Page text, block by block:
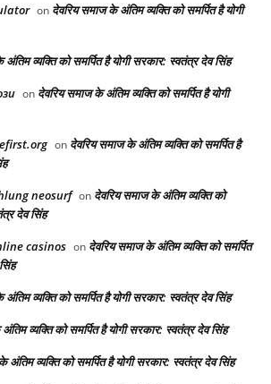
on देवरिय समाज के अंतिम व्यक्ति को समर्पित है योगी
व्यक्ति को समर्पित है योगी सरकार: स्वतंत्र देव सिंह
on देवरिय समाज के अंतिम व्यक्ति को समर्पित है योगी
on देवरिय समाज के अंतिम व्यक्ति को समर्पित है
neosurf on देवरिय समाज के अंतिम व्यक्ति को
देव सिंह
casinos on देवरिय समाज के अंतिम व्यक्ति को समर्पित
व्यक्ति को समर्पित है योगी सरकार: स्वतंत्र देव सिंह
व्यक्ति को समर्पित है योगी सरकार: स्वतंत्र देव सिंह
अंतिम व्यक्ति को समर्पित है योगी सरकार: स्वतंत्र देव सिंह